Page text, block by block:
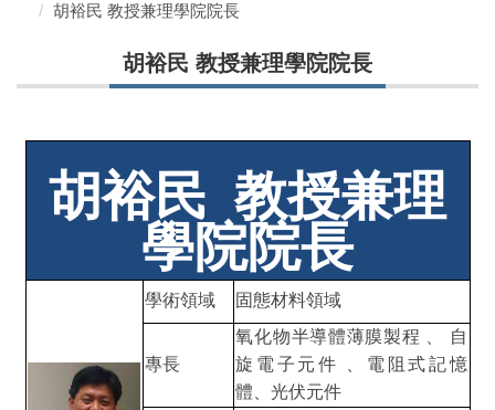
胡裕民 教授兼理學院院長
胡裕民 教授兼理學院院長
胡裕民 教授兼理
學院院長
學術領域 固態材料領域
專長
氧化物半導體薄膜製程 、 自
旋電子元件 、電阻式記憶
體、光伏元件